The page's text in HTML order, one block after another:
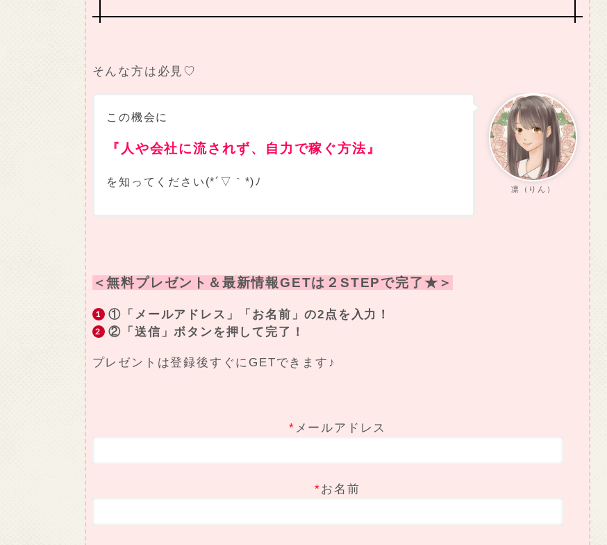
そんな方は必見♡
凛（りん）
この機会に
『人や会社に流されず、自力で稼ぐ方法』
を知ってください(*´▽｀*)ﾉ
＜無料プレゼント＆最新情報GETは２STEPで完了★＞
①「メールアドレス」「お名前」の2点を入力！
②「送信」ボタンを押して完了！
プレゼントは登録後すぐにGETできます♪
* メールアドレス
*お名前